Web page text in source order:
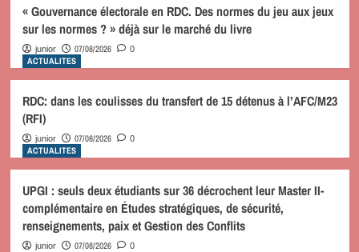
« Gouvernance électorale en RDC. Des normes du jeu aux jeux
sur les normes ? » déjà sur le marché du livre
junior 07/08/2026 0
ACTUALITES
RDC: dans les coulisses du transfert de 15 détenus à l’AFC/M23
(RFI)
junior 07/08/2026 0
ACTUALITES
UPGI : seuls deux étudiants sur 36 décrochent leur Master II-
complémentaire en Études stratégiques, de sécurité,
renseignements, paix et Gestion des Conflits
junior 07/08/2026 0